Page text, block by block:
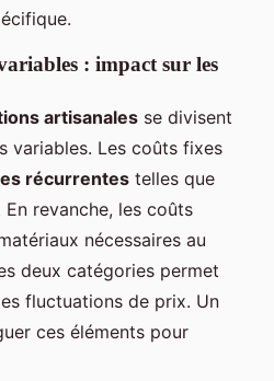
: impact sur les
artisanales se divisent
variables. Les coûts fixes
récurrentes telles que
revanche, les coûts
nécessaires au
deux catégories permet
fluctuations de prix. Un
ces éléments pour